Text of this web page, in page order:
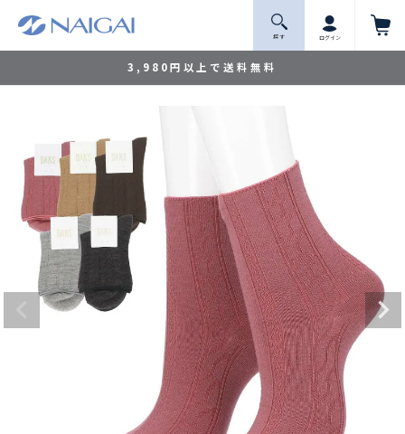
3,980円以上で送料無料
探 す ログイン